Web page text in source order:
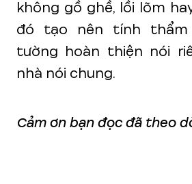
không gồ ghề, lồi lõm
đó tạo nên tính
tường hoàn thiện nói
nhà nói chung.
Cảm ơn bạn đọc đã theo